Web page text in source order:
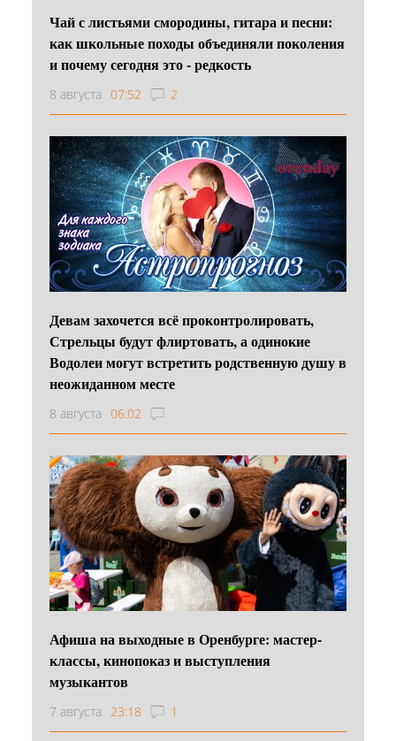
Чай с листьями смородины, гитара и песни:
как школьные походы объединяли поколения
и почему сегодня это - редкость
8 августа 07:52 2
Девам захочется всё проконтролировать,
Стрельцы будут флиртовать, а одинокие
Водолеи могут встретить родственную душу в
неожиданном месте
8 августа 06:02
Афиша на выходные в Оренбурге: мастер-
классы, кинопоказ и выступления
музыкантов
7 августа 23:18 1